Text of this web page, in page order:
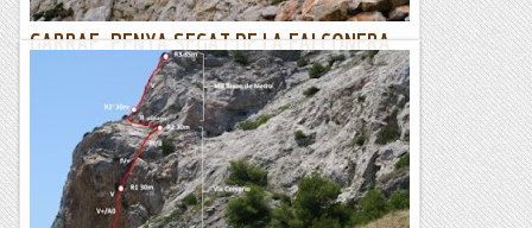
GARRAF. PENYA SEGAT DE LA FALCONERA.
11/11/17. Avui quedem amb el Jaume per anar al Garraf. La
intenció és anar a la via Miramar, aprofitant el efecte de la
nova guia. Aquesta via de fet només té un llarg...
Joan asín